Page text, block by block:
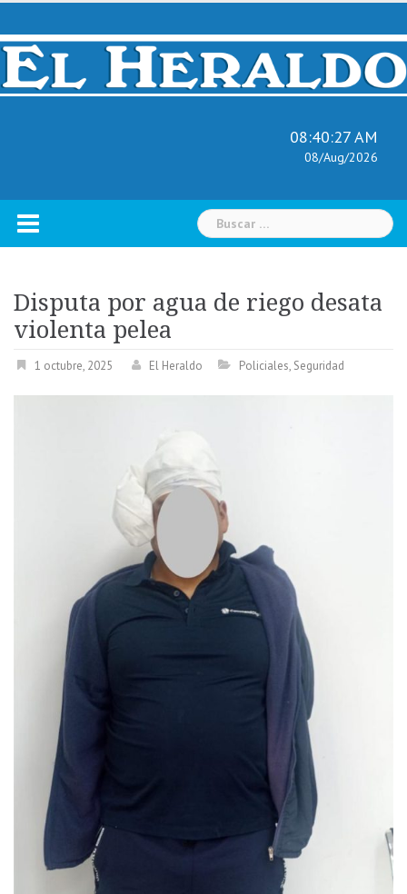
Skip
content
08:40:28 AM
08/Aug/2026
Buscar:
Disputa por agua de riego desata
violenta pelea
1 octubre, 2025 El Heraldo Policiales, Seguridad